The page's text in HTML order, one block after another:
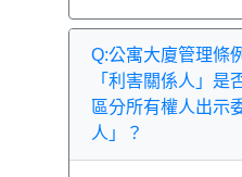
Q:公寓大廈管理條
「利害關係人」是
區分所有權人出示
人」？